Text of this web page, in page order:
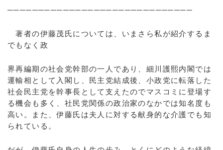
──────────────────────────────
著者の伊藤茂氏については、いまさら私が紹介するま
でもなく政
界再編期の社会党幹部の一人であり、細川護熙内閣では
運輸相として入閣し、民主党結成後、小政党に転落した
社会民主党を幹事長として支えたのでマスコミに登場す
る機会も多く、社民党関係の政治家のなかでは知名度も
高い。また、伊藤氏は夫人に対する献身的な介護でも知
られている。